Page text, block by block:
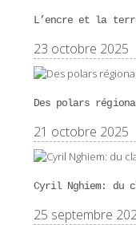
L’encre et la
23 octobre 2025
Des polars
21 octobre 2025
Cyril Nghiem: du
25 septembre